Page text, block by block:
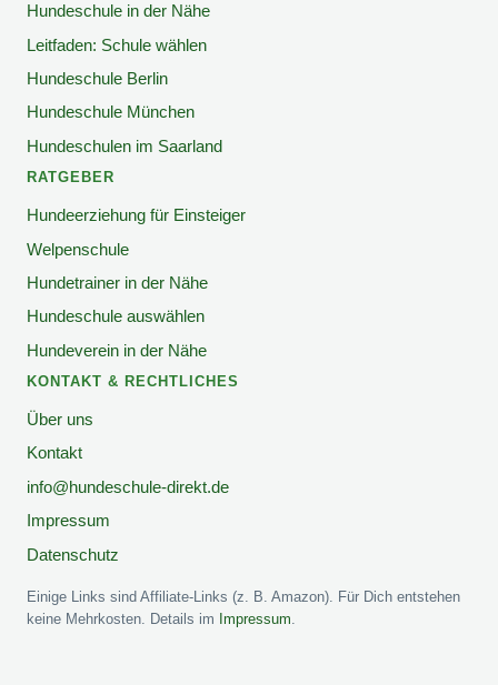
Hundeschule in der Nähe
Leitfaden: Schule wählen
Hundeschule Berlin
Hundeschule München
Hundeschulen im Saarland
RATGEBER
Hundeerziehung für Einsteiger
Welpenschule
Hundetrainer in der Nähe
Hundeschule auswählen
Hundeverein in der Nähe
KONTAKT & RECHTLICHES
Über uns
Kontakt
info@hundeschule-direkt.de
Impressum
Datenschutz
Einige Links sind Affiliate-Links (z. B. Amazon). Für Dich entstehen
keine Mehrkosten. Details im Impressum